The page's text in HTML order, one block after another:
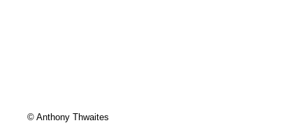
© Anthony Thwaites